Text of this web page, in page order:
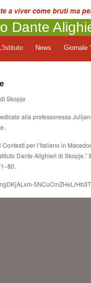
Dante
L’Istituto News Giornale
Skopje
alla professoressa
Contesti per l’italiano in
Dante Alighieri di